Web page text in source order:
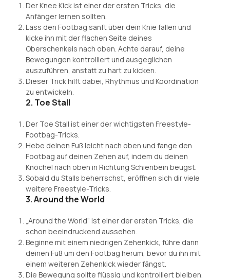
Der Knee Kick ist einer der ersten Tricks, die
Anfänger lernen sollten.
Lass den Footbag sanft über dein Knie fallen und
kicke ihn mit der flachen Seite deines
Oberschenkels nach oben. Achte darauf, deine
Bewegungen kontrolliert und ausgeglichen
auszuführen, anstatt zu hart zu kicken.
Dieser Trick hilft dabei, Rhythmus und Koordination
zu entwickeln.
2. Toe Stall
Der Toe Stall ist einer der wichtigsten Freestyle-
Footbag-Tricks.
Hebe deinen Fuß leicht nach oben und fange den
Footbag auf deinen Zehen auf, indem du deinen
Knöchel nach oben in Richtung Schienbein beugst.
Sobald du Stalls beherrschst, eröffnen sich dir viele
weitere Freestyle-Tricks.
3. Around the World
„Around the World“ ist einer der ersten Tricks, die
schon beeindruckend aussehen.
Beginne mit einem niedrigen Zehenkick, führe dann
deinen Fuß um den Footbag herum, bevor du ihn mit
einem weiteren Zehenkick wieder fängst.
Die Bewegung sollte flüssig und kontrolliert bleiben.